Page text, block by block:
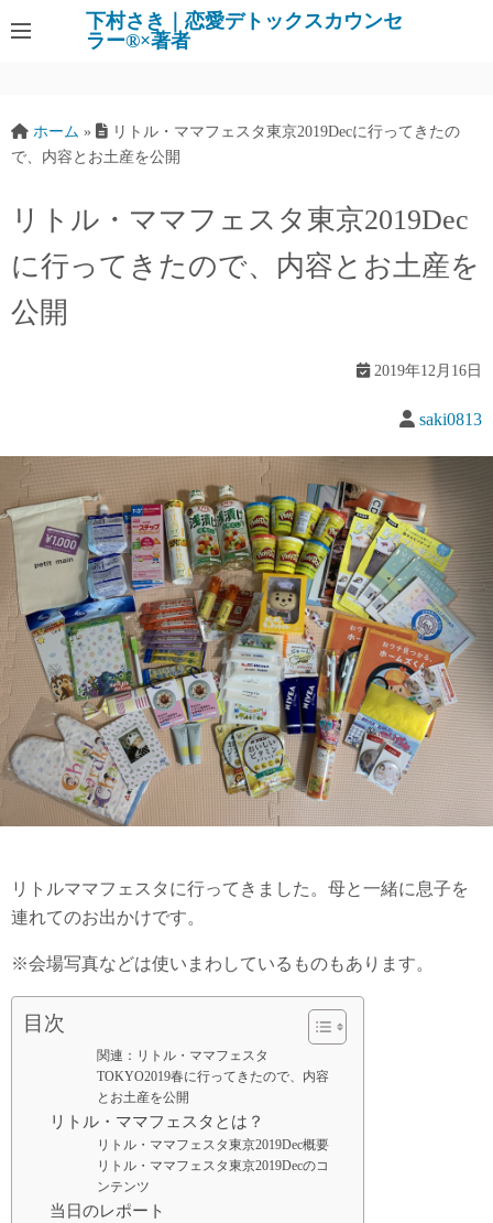
下村さき｜恋愛デトックスカウンセ
ラー®×著者
ホーム »
リトル・ママフェスタ東京2019Decに行ってきたの
で、内容とお土産を公開
リトル・ママフェスタ東京2019Dec
に行ってきたので、内容とお土産を
公開
2019年12月16日
saki0813
リトルママフェスタに行ってきました。母と一緒に息子を
連れてのお出かけです。
※会場写真などは使いまわしているものもあります。
目次
関連：リトル・ママフェスタ
TOKYO2019春に行ってきたので、内容
とお土産を公開
リトル・ママフェスタとは？
リトル・ママフェスタ東京2019Dec概要
リトル・ママフェスタ東京2019Decのコ
ンテンツ
当日のレポート